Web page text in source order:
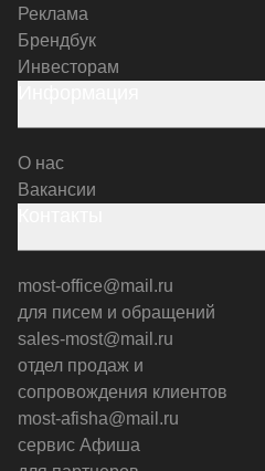
Реклама
Брендбук
Инвесторам
О нас
Вакансии
most-office@mail.ru
для писем и обращений
sales-most@mail.ru
отдел продаж и
сопровождения клиентов
most-afisha@mail.ru
сервис Афиша